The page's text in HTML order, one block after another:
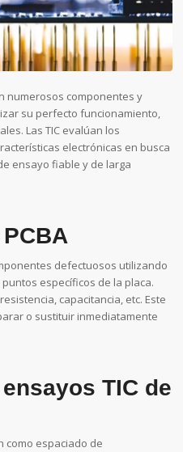
numerosos componentes y
su perfecto funcionamiento,
Las TIC evalúan los
electrónicas en busca
ensayo fiable y de larga
defectuosos utilizando
específicos de la placa.
capacitancia, etc. Este
o sustituir inmediatamente
TIC de
como espaciado de